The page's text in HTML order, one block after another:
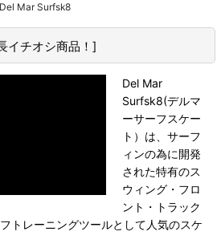
Del Mar Surfsk8
イチオシ商品！ ]
Del Mar
Surfsk8(デルマ
ーサーフスケー
ト）は、サーフ
ィンの為に開発
された特有のス
ウィング・フロ
ント・トラック
トレーニングツールとして人気のスケ